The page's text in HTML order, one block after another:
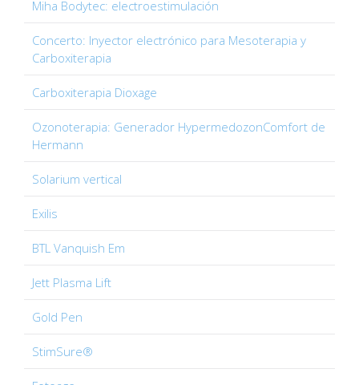
Miha Bodytec: electroestimulación
Concerto: Inyector electrónico para Mesoterapia y
Carboxiterapia
Carboxiterapia Dioxage
Ozonoterapia: Generador HypermedozonComfort de
Hermann
Solarium vertical
Exilis
BTL Vanquish Em
Jett Plasma Lift
Gold Pen
StimSure®